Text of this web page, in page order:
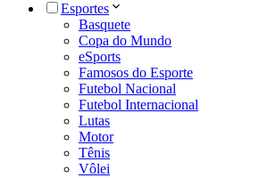
Esportes
Basquete
Copa do Mundo
eSports
Famosos do Esporte
Futebol Nacional
Futebol Internacional
Lutas
Motor
Tênis
Vôlei